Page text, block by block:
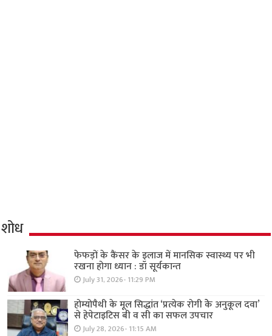
शोध
फेफड़ों के कैंसर के इलाज में मानसिक स्वास्थ्य पर भी
रखना होगा ध्यान : डॉ सूर्यकान्त
July 31, 2026- 11:29 PM
होम्योपैथी के मूल सिद्धांत ‘प्रत्येक रोगी केे अनुकूल दवा’
से हेपेटाइटिस बी व सी का सफल उपचार
July 28, 2026- 11:15 AM